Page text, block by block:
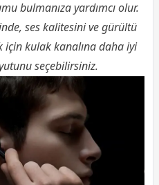
bulmanıza yardımcı olur.
ses kalitesini ve gürültü
için kulak kanalına daha iyi
seçebilirsiniz.